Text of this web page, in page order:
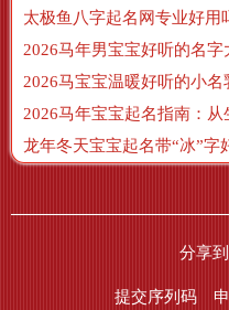
太极鱼八字起名网专业好用
2026马年男宝宝好听的名字
2026马宝宝温暖好听的小名
2026马年宝宝起名指南：
龙年冬天宝宝起名带“冰”字
分享到
提交序列码